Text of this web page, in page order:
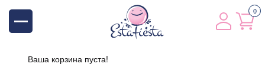
0
Ваша корзина пуста!